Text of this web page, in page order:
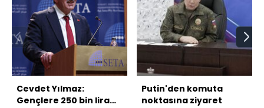
Cevdet Yılmaz:
Gençlere 250 bin lira
Putin'den komuta
noktasına ziyaret